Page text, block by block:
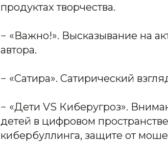
продуктах творчества.
− «Важно!». Высказывание на
автора.
− «Сатира». Сатирический
− «Дети VS Киберугроз».
детей в цифровом
кибербуллинга, защите от